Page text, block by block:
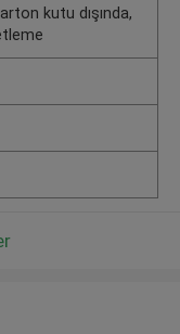
kutu dışında,